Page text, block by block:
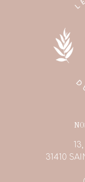
31410